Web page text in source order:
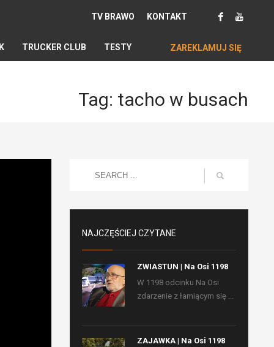
TV BRAWO KONTAKT
TRUCKER CLUB TESTY ZAREKLAMUJ SIĘ
Tag: tacho w busach
NAJCZĘŚCIEJ CZYTANE
ZWIASTUN | Na Osi 1198
W 1198 odcinku Na Osi
zdarzenie z łamiącym się ...
ZAJAWKA | Na Osi 1198